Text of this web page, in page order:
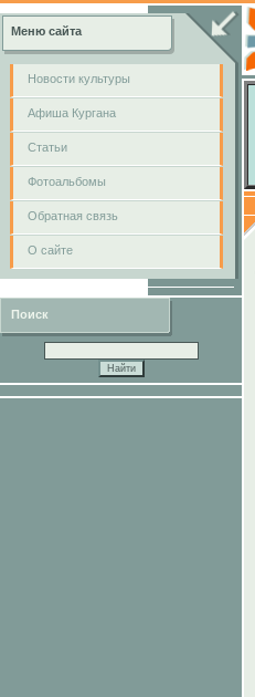
Меню сайта
Новости культуры
Афиша Кургана
Cтатьи
Фотоальбомы
Обратная связь
О сайте
Поиск